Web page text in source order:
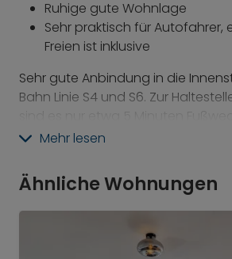
Ruhige gute Wohnlage
Sehr praktisch für Autofahrer,
Freien ist inklusive
Sehr gute Anbindung in die
Bahn Linie S4 und S6. Zur
Minuten Fahrzeit in die City zum
einem weißen, modernen
Mehr lesen
Ähnliche Wohnungen